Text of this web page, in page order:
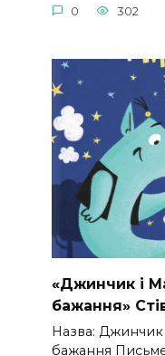
0 302
«Джинчик і
бажання»
Назва: Джинчик
бажання